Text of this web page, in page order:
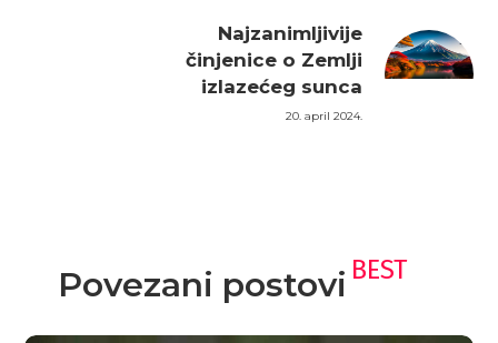
Najzanimljivije
činjenice o Zemlji
izlazećeg sunca
20. april 2024.
Povezani postovi BEST